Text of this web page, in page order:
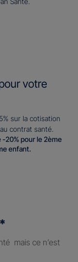
votre
sur la cotisation
contrat santé.
20% pour le 2ème
enfant.
mais ce n’est